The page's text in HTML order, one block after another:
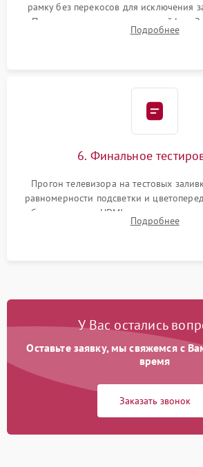
рамку без перекосов для исключения
Подключение внутренних шлейфов.
Сброс настроек и обновление
Подробнее
6. Финальное
Прогон телевизора на тестовых
равномерности подсветки и
работы разъемов HDMI, динамиков,
в рабочем режиме в течение
Подробнее
У Вас остались
Оставьте заявку, мы свяжемся с
время
Заказать звонок